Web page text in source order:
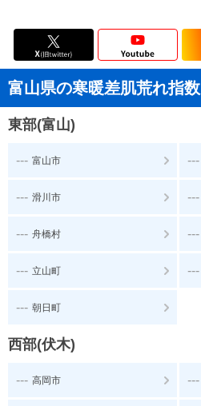
富山県の寒暖差肌荒れ指数
東部(富山)
--- 富山市 ---
--- 滑川市 ---
--- 舟橋村 ---
--- 立山町 ---
--- 朝日町
西部(伏木)
--- 高岡市 ---